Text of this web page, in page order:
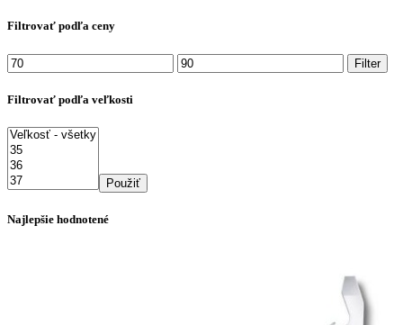
Filtrovať podľa ceny
Minimálna
cena
Maximálna
cena
Filter
Filtrovať podľa veľkosti
Použiť
Najlepšie hodnotené